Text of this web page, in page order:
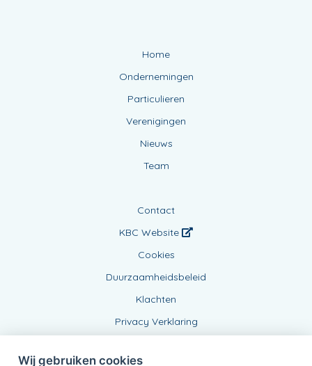
Home
Ondernemingen
Particulieren
Verenigingen
Nieuws
Team
Contact
KBC Website
Cookies
Duurzaamheidsbeleid
Klachten
Privacy Verklaring
Wij gebruiken cookies